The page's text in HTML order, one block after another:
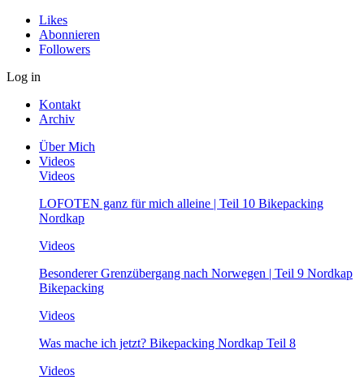
Likes
Abonnieren
Followers
Log in
Kontakt
Archiv
Über Mich
Videos
Videos
LOFOTEN ganz für mich alleine | Teil 10 Bikepacking
Nordkap
Videos
Besonderer Grenzübergang nach Norwegen | Teil 9 Nordkap
Bikepacking
Videos
Was mache ich jetzt? Bikepacking Nordkap Teil 8
Videos